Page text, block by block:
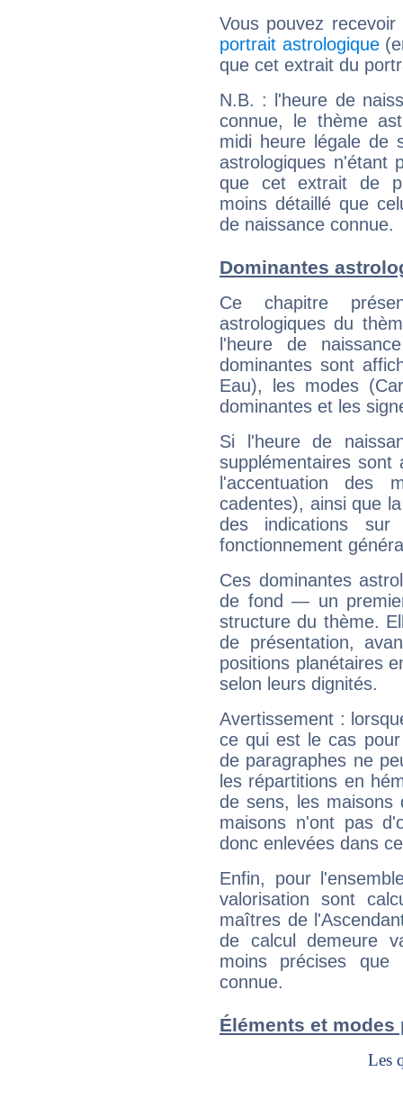
Vous pouvez
portrait astrologique
que cet extrait du
N.B. : l'heure de
connue, le thème
midi heure légale de
astrologiques n'étant
que cet extrait de
moins détaillé que
de naissance connue.
Dominantes
Ce chapitre
astrologiques du
l'heure de
dominantes sont
Eau), les modes
dominantes et les
Si l'heure de
supplémentaires sont
l'accentuation des
cadentes), ainsi que
des indications sur
fonctionnement
Ces dominantes
de fond — un
structure du thème.
de présentation,
positions planétaires
selon leurs dignités.
Avertissement :
ce qui est le cas
de paragraphes ne
les répartitions en
de sens, les maisons
maisons n'ont pas
donc enlevées dans
Enfin, pour
valorisation sont
maîtres de
de calcul demeure
moins précises que
connue.
Éléments et